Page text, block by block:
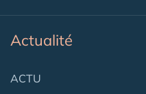
Actualité
ACTU